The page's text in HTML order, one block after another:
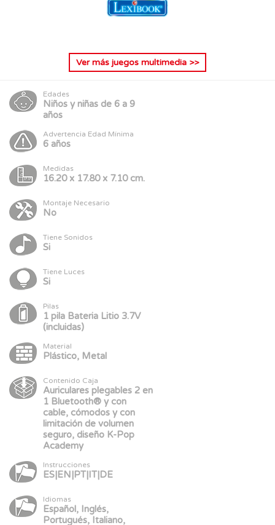
Ver más juegos multimedia >>
Edades
Niños y niñas de 6 a 9
años
Advertencia Edad Mínima
6 años
Medidas
16.20 x 17.80 x 7.10 cm.
Montaje Necesario
No
Tiene Sonidos
Si
Tiene Luces
Si
Pilas
1 pila Bateria Litio 3.7V
(incluidas)
Material
Plástico, Metal
Contenido Caja
Auriculares plegables 2 en
1 Bluetooth® y con
cable, cómodos y con
limitación de volumen
seguro, diseño K-Pop
Academy
Instrucciones
ES|EN|PT|IT|DE
Idiomas
Español, Inglés,
Portugués, Italiano,